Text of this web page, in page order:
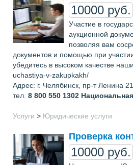
10000 руб.
Участие в
аукционной
позволяя вам
документов и помощью при
убедитесь в высоком качестве
uchastiya-v-zakupkakh/
Адрес: г. Челябинск, пр-т Ленина
тел. 8 800 550 1302
Услуги > Юридические услуги
Проверка
10000 руб.